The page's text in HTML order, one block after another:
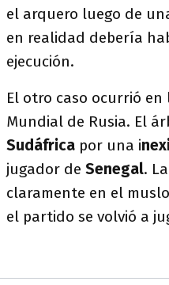
el arquero luego de
en realidad debería
ejecución.
El otro caso ocurrió
Mundial de Rusia. El
Sudáfrica por una i
jugador de Senegal.
claramente en el
el partido se volvió a